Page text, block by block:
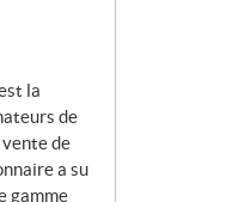
la
de
de
a su
gamme